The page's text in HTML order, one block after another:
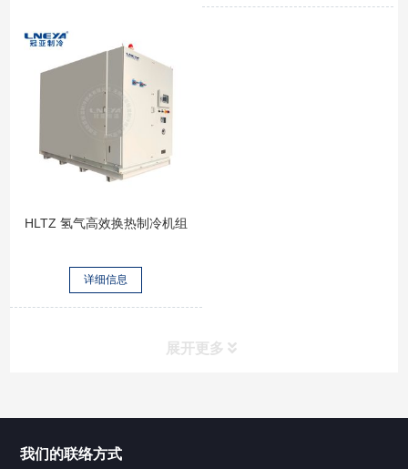
HLTZ 氢气高效换热制冷机组
详细信息
展开更多
我们的联络方式